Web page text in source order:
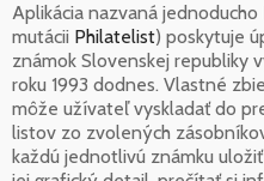
Aplikácia nazvaná jednoducho
mutácii Philatelist) poskytuje
známok Slovenskej republiky
roku 1993 dodnes. Vlastné
môže užívateľ vyskladať do
listov zo zvolených
každú jednotlivú známku